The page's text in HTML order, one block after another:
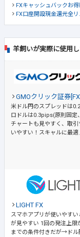
FXキャッシュバックお
FX口座開設現金還元全リ
羊飼いが実際に使用
GMOクリック証券[FX
米ドル円のスプレッドは
ロドルは0.3pips(原則固定
チャートも見やすく、取引
いやすい！スキャルに最
LIGHT FX
スマホアプリが使いやすい
が見やすい 1回の発注上限
までの条件付きだが→ドル